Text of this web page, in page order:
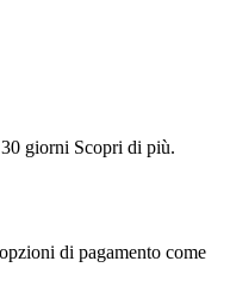
giorni Scopri di più.
di pagamento come